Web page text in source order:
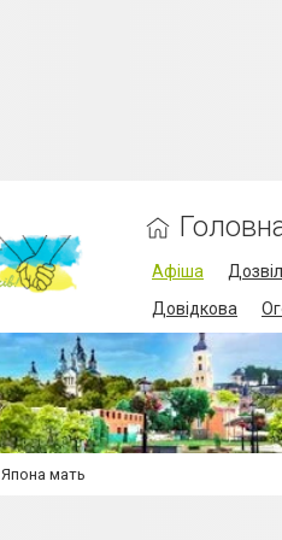
Афіша
Довідкова
Япона мать